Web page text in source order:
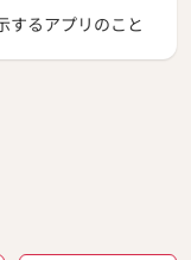
るアプリのこと